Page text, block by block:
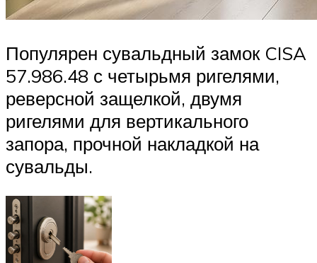
Популярен сувальдный замок CISA
57.986.48 с четырьмя ригелями,
реверсной защелкой, двумя
ригелями для вертикального
запора, прочной накладкой на
сувальды.